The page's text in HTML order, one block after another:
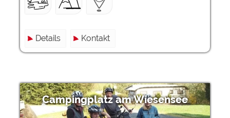
Details Kontakt
Campingplatz am Wiesensee